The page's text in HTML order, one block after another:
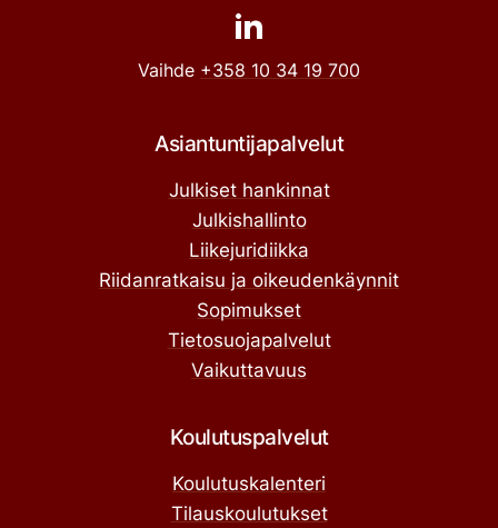
Vaihde +358 10 34 19 700
Asiantuntijapalvelut
Julkiset hankinnat
Julkishallinto
Liikejuridiikka
Riidanratkaisu ja oikeudenkäynnit
Sopimukset
Tietosuojapalvelut
Vaikuttavuus
Koulutuspalvelut
Koulutuskalenteri
Tilauskoulutukset